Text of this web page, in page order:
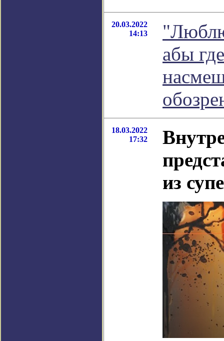
20.03.2022
14:13
абы
18.03.2022
17:32
из